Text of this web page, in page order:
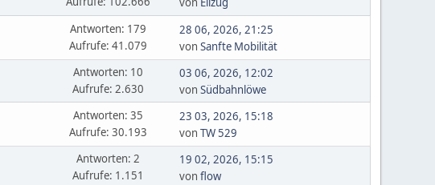
Antworten: 179
Aufrufe: 41.079
28 06, 2026, 21:25
vonSanfte Mobilität
Antworten: 10
Aufrufe: 2.630
03 06, 2026, 12:02
vonSüdbahnlöwe
Antworten: 35
Aufrufe: 30.193
23 03, 2026, 15:18
vonTW 529
Antworten: 2
Aufrufe: 1.151
19 02, 2026, 15:15
vonflow